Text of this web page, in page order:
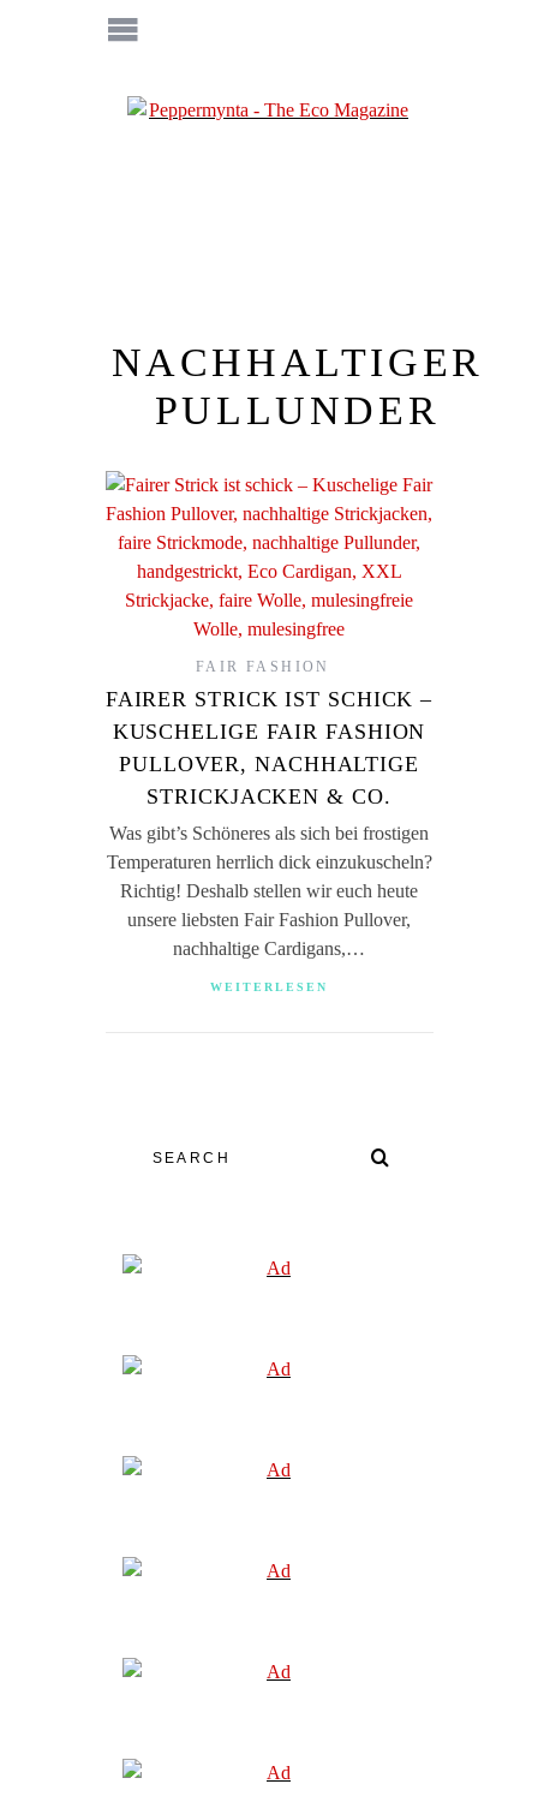
NACHHALTIGER
PULLUNDER
FAIR FASHION
FAIRER STRICK IST SCHICK –
KUSCHELIGE FAIR FASHION
PULLOVER, NACHHALTIGE
STRICKJACKEN & CO.
Was gibt’s Schöneres als sich bei frostigen
Temperaturen herrlich dick einzukuscheln?
Richtig! Deshalb stellen wir euch heute
unsere liebsten Fair Fashion Pullover,
nachhaltige Cardigans,…
WEITERLESEN